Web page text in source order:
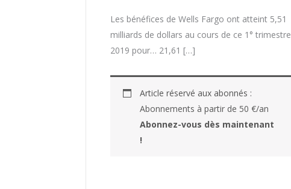
Les bénéfices de Wells Fargo ont atteint 5,51
milliards de dollars au cours de ce 1° trimestre
2019 pour… 21,61 […]
Article réservé aux abonnés :
Abonnements à partir de 50 €/an
Abonnez-vous dès maintenant
!